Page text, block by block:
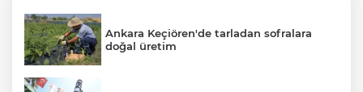
Ankara Keçiören'de tarladan sofralara
doğal üretim